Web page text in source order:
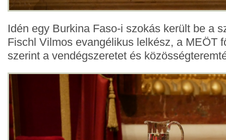
Idén egy Burkina Faso-i szokás került be a
Fischl Vilmos evangélikus lelkész, a MEÖT
szerint a vendégszeretet és